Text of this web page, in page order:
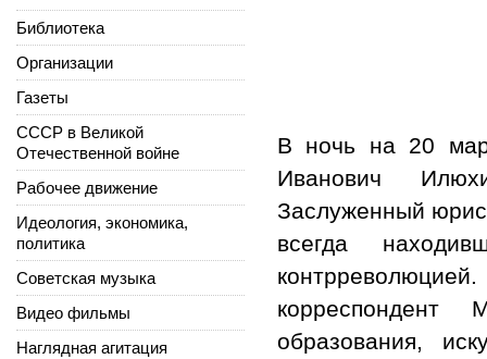
В ночь на 20
Иванович
Заслуженный
всегда
корреспондент
образования,
Библиотека
Организации
Газеты
СССР в Великой
Отечественной войне
Рабочее движение
Идеология, экономика,
политика
Советская музыка
Видео фильмы
Наглядная агитация